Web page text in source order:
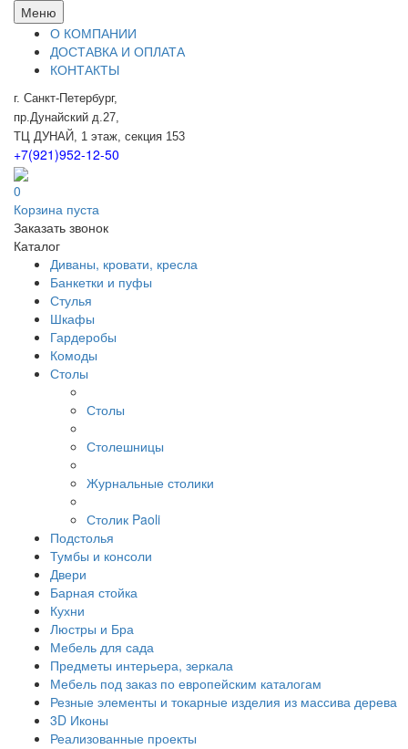
Меню
О КОМПАНИИ
ДОСТАВКА И ОПЛАТА
КОНТАКТЫ
г. Санкт-Петербург,
пр.Дунайский д.27,
ТЦ ДУНАЙ, 1 этаж, секция 153
+7(921)952-12-50
0
Корзина пуста
Заказать звонок
Каталог
Диваны, кровати, кресла
Банкетки и пуфы
Стулья
Шкафы
Гардеробы
Комоды
Столы
Столы
Столешницы
Журнальные столики
Столик Paoli
Подстолья
Тумбы и консоли
Двери
Барная стойка
Кухни
Люстры и Бра
Мебель для сада
Предметы интерьера, зеркала
Мебель под заказ по европейским каталогам
Резные элементы и токарные изделия из массива дерева
3D Иконы
Реализованные проекты